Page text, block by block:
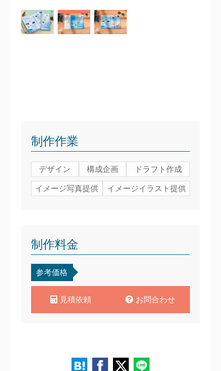
制作作業
デザイン 構成企画
ドラフト作成
イメージ写真提供
イメージイラスト提供
制作料金
参考価格
見積依頼 お問合わせ